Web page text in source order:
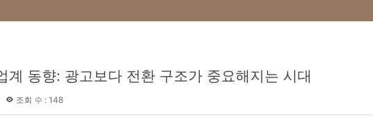
계 동향: 광고보다 전환 구조가 중요해지는 시대
조회 수 : 148